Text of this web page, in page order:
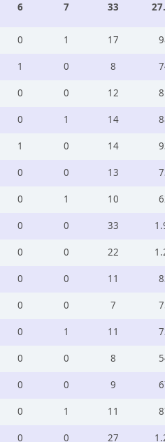
6 7 33
0 1 17
1 0 8
0 0 12
0 1 14
1 0 14
0 0 13
0 1 10
0 0 33
0 0 22
0 0 11
0 0 7
0 1 11
0 0 8
0 0 9
0 1 11
0 0 27